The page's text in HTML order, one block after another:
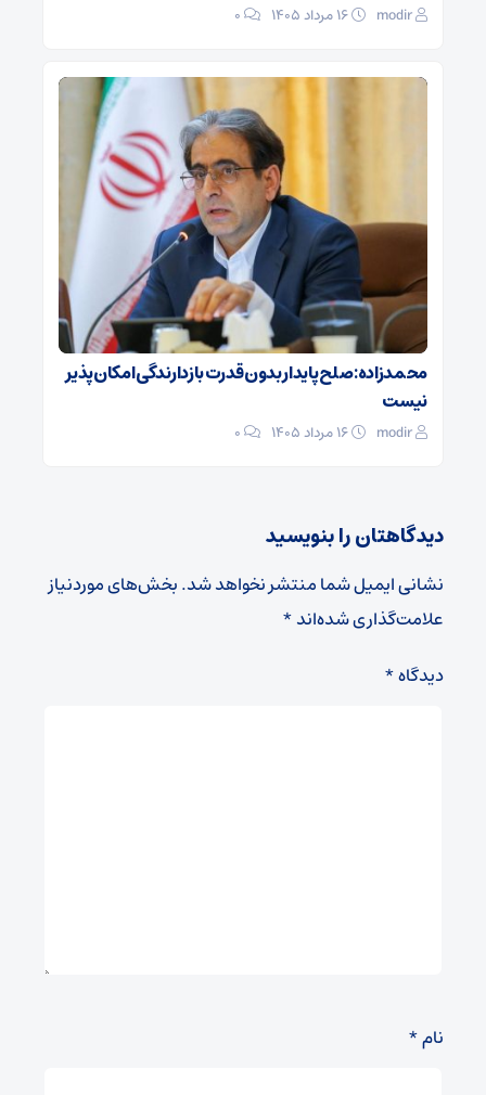
modir
0
محمدزاده: صلح پایدار بدون قدرت بازدارندگی امکان‌پذیر
نیست
modir
0
دیدگاهتان را بنویسید
نشانی ایمیل شما منتشر نخواهد شد.بخش‌های موردنیاز
علامت‌گذاری شده‌اند*
دیدگاه*
نام*